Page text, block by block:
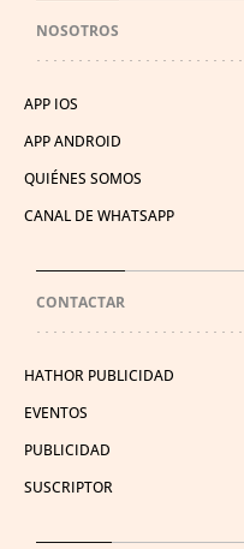
NOSOTROS
APP IOS
APP ANDROID
QUIÉNES SOMOS
CANAL DE WHATSAPP
CONTACTAR
HATHOR PUBLICIDAD
EVENTOS
PUBLICIDAD
SUSCRIPTOR